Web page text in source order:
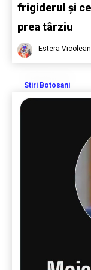
frigiderul și
prea târziu
Estera
Stiri Botosani